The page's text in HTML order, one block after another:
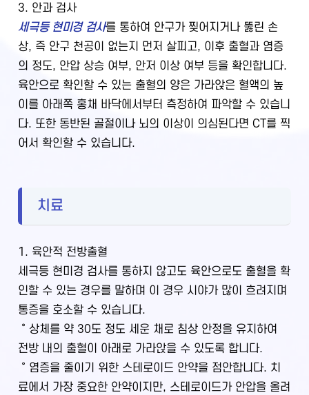
3. 안과 검사
세극등 현미경 검사를 통하여 안구가 찢어지거나 뚫린 손
상, 즉 안구 천공이 없는지 먼저 살피고, 이후 출혈과 염증
의 정도, 안압 상승 여부, 안저 이상 여부 등을 확인합니다.
육안으로 확인할 수 있는 출혈의 양은 가라앉은 혈액의 높
이를 아래쪽 홍채 바닥에서부터 측정하여 파악할 수 있습니
다. 또한 동반된 골절이나 뇌의 이상이 의심된다면 CT를 찍
어서 확인할 수 있습니다.
치료
1. 육안적 전방출혈
세극등 현미경 검사를 통하지 않고도 육안으로도 출혈을 확
인할 수 있는 경우를 말하며 이 경우 시야가 많이 흐려지며
통증을 호소할 수 있습니다.
˚ 상체를 약 30도 정도 세운 채로 침상 안정을 유지하여
전방 내의 출혈이 아래로 가라앉을 수 있도록 합니다.
˚ 염증을 줄이기 위한 스테로이드 안약을 점안합니다. 치
료에서 가장 중요한 안약이지만, 스테로이드가 안압을 올려